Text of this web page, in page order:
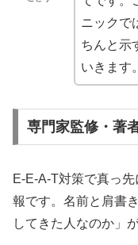
ニックで
ちんと示
いきます。
専門家監修・著
E-E-A-T対策で真っ
報です。名前と肩書
してきた人なのか」